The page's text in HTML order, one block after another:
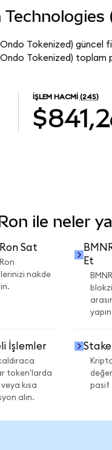
Tokenized) güncel
Tokenized) toplam
İŞLEM HACMI (24S)
ile neler
Sat
nakde
Et
İşlemler
token'larda
kısa
alın.
pasif